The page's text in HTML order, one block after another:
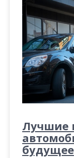
Лучшие
будущее